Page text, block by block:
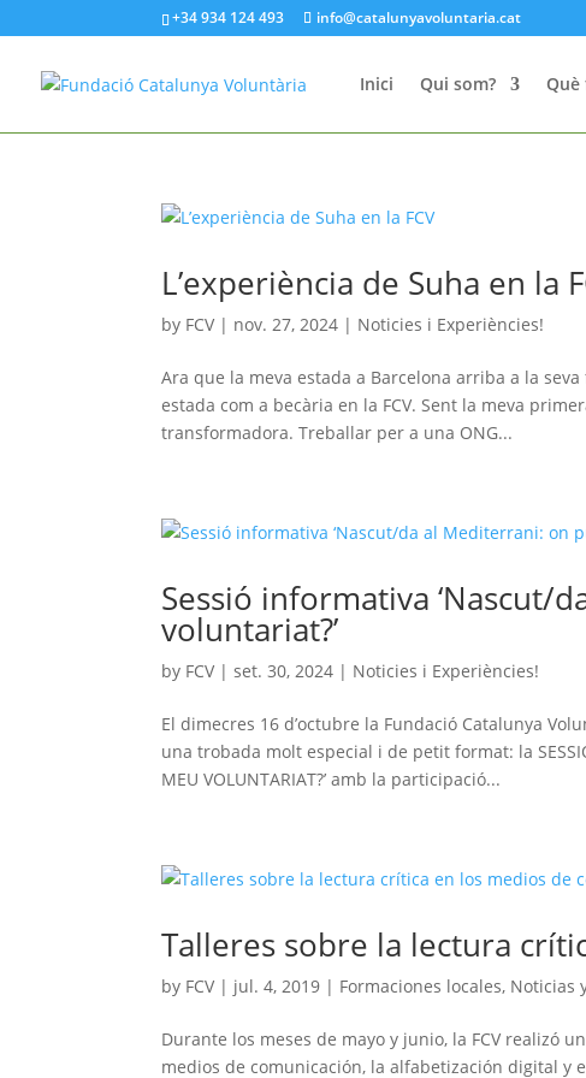
+34 934 124 493 info@catalunyavoluntaria.cat
Inici Qui som? Què
L’experiència de Suha en la
by FCV | nov. 27, 2024 | Noticies i Experiències!
Ara que la meva estada a Barcelona arriba a la
estada com a becària en la FCV. Sent la meva
transformadora. Treballar per a una ONG...
Sessió informativa ‘Nascut/
voluntariat?’
by FCV |set. 30, 2024 | Noticies i Experiències!
El dimecres 16 d’octubre la Fundació Catalunya
una trobada molt especial i de petit format: la SESSIÓ
MEU VOLUNTARIAT?’ amb la participació...
Talleres sobre la lectura
by FCV | jul. 4, 2019 | Formaciones locales, Noticias
Durante los meses de mayo y junio, la FCV realizó
medios de comunicación, la alfabetización digital y